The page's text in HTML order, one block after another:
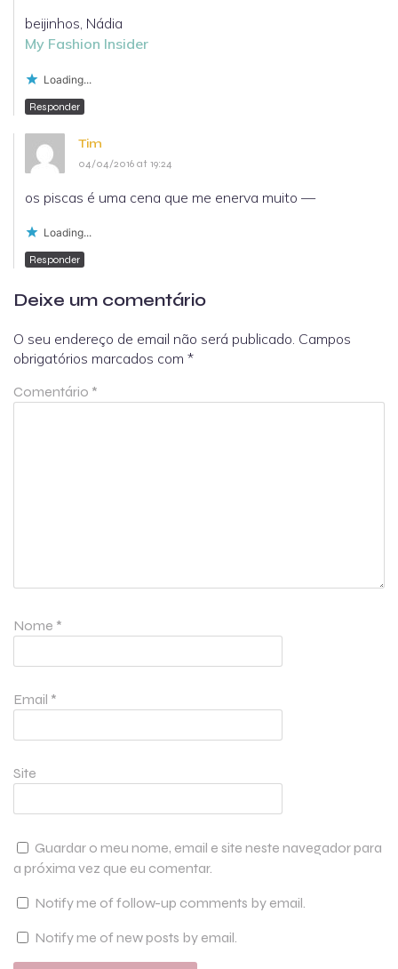
beijinhos, Nádia
My Fashion Insider
Loading...
Responder
Tim
04/04/2016 at 19:24
os piscas é uma cena que me enerva muito —
Loading...
Responder
Deixe um comentário
O seu endereço de email não será publicado. Campos
obrigatórios marcados com *
Comentário *
Nome *
Email *
Site
Guardar o meu nome, email e site neste navegador para
a próxima vez que eu comentar.
Notify me of follow-up comments by email.
Notify me of new posts by email.